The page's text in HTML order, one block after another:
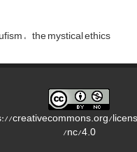
the mystical ethics
creativecommons.org/
nc/4.0/